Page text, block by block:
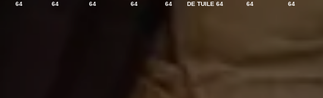
64
64
64
64
64
DE TUILE 64
64
64